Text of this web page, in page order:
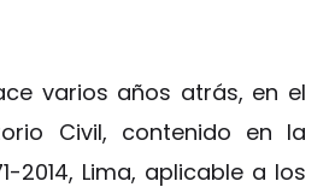
varios años atrás, en el
Civil, contenido en la
2014, Lima, aplicable a los